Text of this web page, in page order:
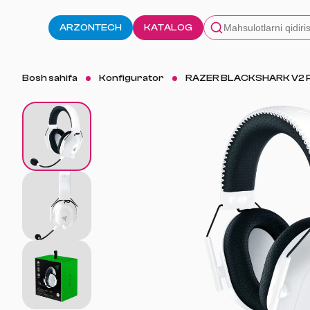
ARZONTECH KATALOG
Bosh sahifa Konfigurator RAZER BLACKSHARK V2